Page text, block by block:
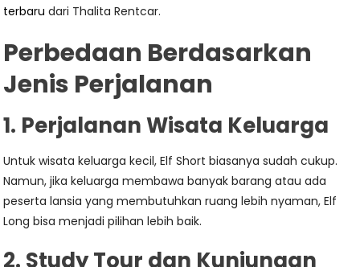
terbaru dari Thalita Rentcar.
Perbedaan Berdasarkan
Jenis Perjalanan
1. Perjalanan Wisata Keluarga
Untuk wisata keluarga kecil, Elf Short biasanya sudah cukup.
Namun, jika keluarga membawa banyak barang atau ada
peserta lansia yang membutuhkan ruang lebih nyaman, Elf
Long bisa menjadi pilihan lebih baik.
2. Study Tour dan Kunjungan